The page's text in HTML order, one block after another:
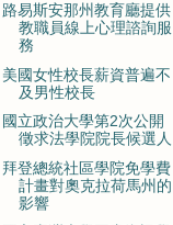
路易斯安那州教育廳提供
教職員線上心理諮詢服
務
美國女性校長薪資普遍不
及男性校長
國立政治大學第2次公開
徵求法學院院長候選人
拜登總統社區學院免學費
計畫對奧克拉荷馬州的
影響